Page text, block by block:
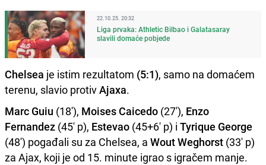
22.10.25. 20:32
Liga prvaka: Athletic Bilbao i Galatasaray
slavili domaće pobjede
Chelsea je istim rezultatom (5:1), samo na domaćem
terenu, slavio protivAjaxa.
Marc Guiu (18'), Moises Caicedo (27'), Enzo
Fernandez (45' p), Estevao (45+6' p) i Tyrique George
(48') pogađali su za Chelsea, a Wout Weghorst (33' p)
za Ajax, koji je od 15. minute igrao s igračem manje.